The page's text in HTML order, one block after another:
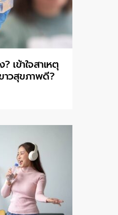
เข้าใจสาเหตุ
าวสุขภาพดี?